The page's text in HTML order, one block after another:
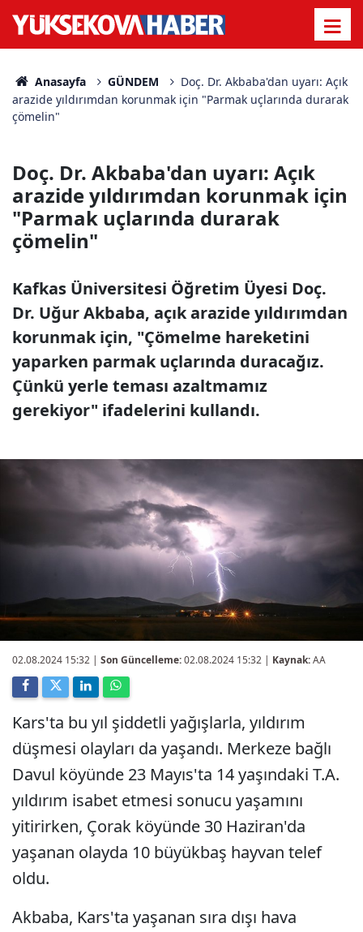
Anasayfa GÜNDEM
Doç. Dr. Akbaba'dan uyarı: Açık
arazide yıldırımdan korunmak için "Parmak uçlarında durarak
çömelin"
Doç. Dr. Akbaba'dan uyarı: Açık
arazide yıldırımdan korunmak için
"Parmak uçlarında durarak
çömelin"
Kafkas Üniversitesi Öğretim Üyesi Doç.
Dr. Uğur Akbaba, açık arazide yıldırımdan
korunmak için, "Çömelme hareketini
yaparken parmak uçlarında duracağız.
Çünkü yerle teması azaltmamız
gerekiyor" ifadelerini kullandı.
02.08.2024 15:32 | Son Güncelleme:02.08.2024 15:32 | Kaynak:AA
Kars'ta bu yıl şiddetli yağışlarla, yıldırım
düşmesi olayları da yaşandı. Merkeze bağlı
Davul köyünde 23 Mayıs'ta 14 yaşındaki T.A.
yıldırım isabet etmesi sonucu yaşamını
yitirirken, Çorak köyünde 30 Haziran'da
yaşanan olayda 10 büyükbaş hayvan telef
oldu.
Akbaba, Kars'ta yaşanan sıra dışı hava